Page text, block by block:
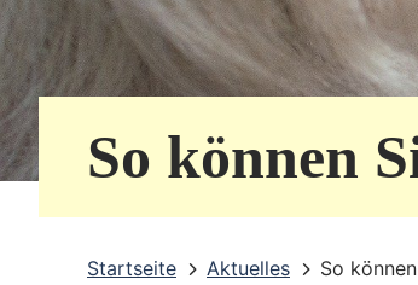
So können
Startseite Aktuelles So
e
r
v
i